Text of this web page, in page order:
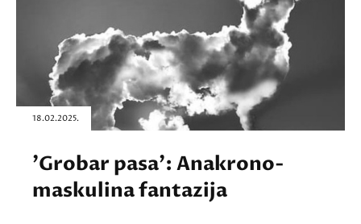
18.02.2025.
'Grobar pasa': Anakrono-
maskulina fantazija